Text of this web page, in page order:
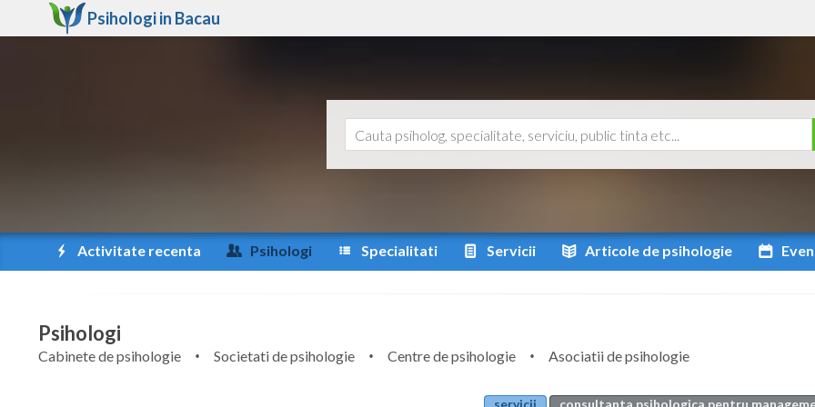
Psihologi in Bacau
Activitate recenta Psihologi Specialitati Servicii Articole de psihologie
Psihologi
Cabinete de psihologie Societati de psihologie Centre de psihologie
Asociatii de psihologie
servicii
consultanta psihologica pentru